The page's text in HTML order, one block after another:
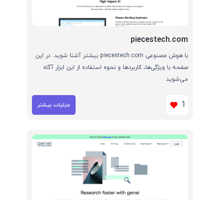
piecestech.com
با هوش مصنوعی piecestech.com بیشتر آشنا شوید. در این
صفحه با ویژگی‌ها، کاربردها و نحوه استفاده از این ابزار آگاه
می‌شوید
1 جزئیات بیشتر